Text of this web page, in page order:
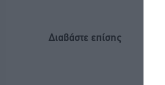
Διαβάστε επίσης